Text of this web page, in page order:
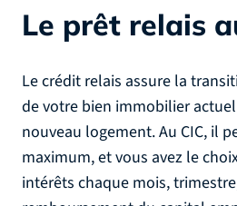
Le prêt relais
Le crédit relais assure la
de votre bien immobilier
nouveau logement. Au CIC, il
maximum, et vous avez le
intérêts chaque mois,